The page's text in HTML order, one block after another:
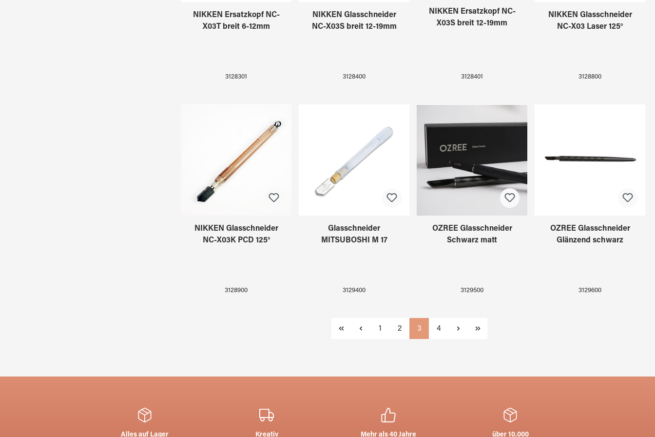
NIKKEN Ersatzkopf NC-
X03T breit 6-12mm
3128301
NIKKEN Glasschneider
NC-X03S breit 12-19mm
3128400
NIKKEN Ersatzkopf NC-
X03S breit 12-19mm
3128401
NIKKEN Glasschneider
NC-X03 Laser 125°
3128800
NIKKEN Glasschneider
NC-X03K PCD 125°
3128900
Glasschneider
MITSUBOSHI M 17
3129400
OZREE Glasschneider
Schwarz matt
3129500
OZREE Glasschneider
Glänzend schwarz
3129600
Seite
1 Seite
2 Seite
3 Seite
4
Alles auf Lager Kreativ Mehr als 40 Jahre über 10.000